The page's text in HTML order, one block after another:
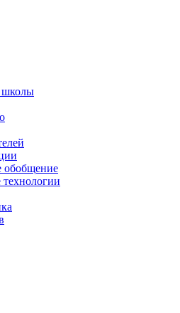
школы
обобщение